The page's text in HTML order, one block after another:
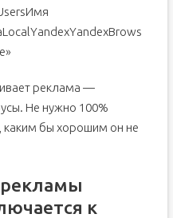
реклама —
Не нужно 100%
каким бы хорошим он не
к